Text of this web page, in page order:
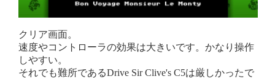
クリア画面。
速度やコントローラの効果は大きいです。かなり操作
しやすい。
それでも難所であるDrive Sir Clive's C5は厳しかったで